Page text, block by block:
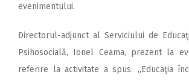
evenimentului.
Directorul-adjunct al Serviciului de
Psihosocială, Ionel Ceama, prezent la
referire la activitate a spus: „Educaţia